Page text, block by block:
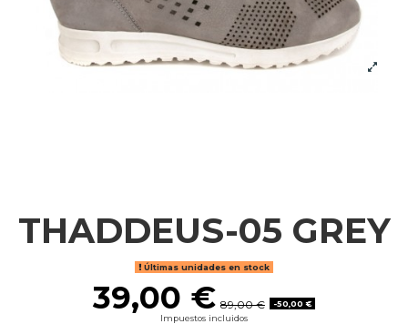
THADDEUS-05 GREY
Últimas unidades en stock
39,00 € 89,00 €
-50,00 €
Impuestos incluidos